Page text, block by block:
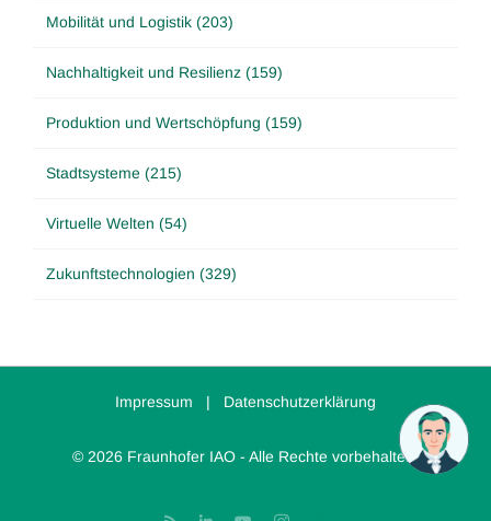
Mobilität und Logistik (203)
Nachhaltigkeit und Resilienz (159)
Produktion und Wertschöpfung (159)
Stadtsysteme (215)
Virtuelle Welten (54)
Zukunftstechnologien (329)
Impressum | Datenschutzerklärung
© 2026 Fraunhofer IAO - Alle Rechte vorbehalten.